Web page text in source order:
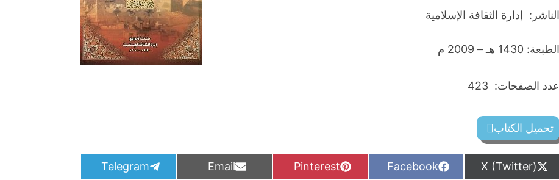
الناشر: إدارة الثقافة الإسلامية
الطبعة: 1430 هـ – 2009 م
عدد الصفحات: 423
تحميل الكتاب
S
h
X (Twitter)
S
h
Facebook
S
h
Pinterest
S
h
Email
S
h
Telegram